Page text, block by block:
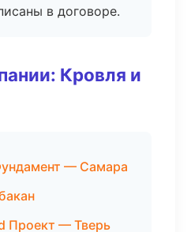
в договоре.
Кровля и
— Самара
Проект — Тверь